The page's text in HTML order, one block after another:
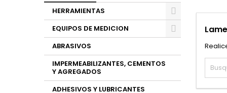
HERRAMIENTAS
EQUIPOS DE MEDICION
ABRASIVOS
IMPERMEABILIZANTES, CEMENTOS
Y AGREGADOS
ADHESIVOS Y LUBRICANTES